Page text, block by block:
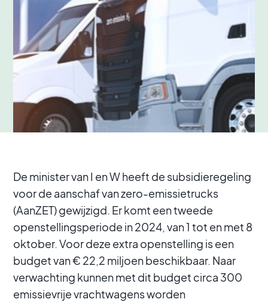
De minister van I en W heeft de subsidieregeling
voor de aanschaf van zero-emissietrucks
(AanZET) gewijzigd. Er komt een tweede
openstellingsperiode in 2024, van 1 tot en met 8
oktober. Voor deze extra openstelling is een
budget van € 22,2 miljoen beschikbaar. Naar
verwachting kunnen met dit budget circa 300
emissievrije vrachtwagens worden